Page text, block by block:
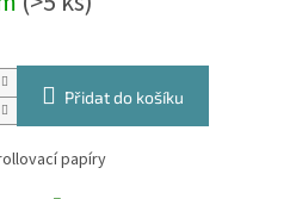
Přidat do košíku
papíry